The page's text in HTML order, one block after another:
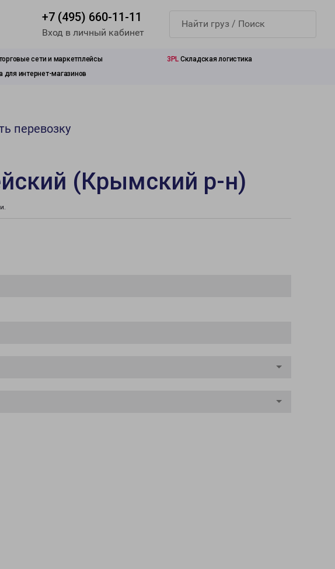
+7 (495) 660-11-11
Вход в личный кабинет
сети и маркетплейсы 3PL Складская логистика
для интернет-магазинов
перевозку
(Крымский р-н)